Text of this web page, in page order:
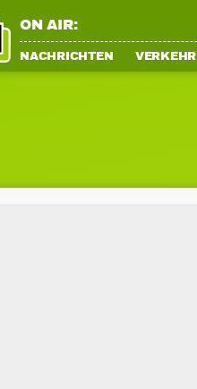
ON AIR:
NACHRICHTEN VERKEHR